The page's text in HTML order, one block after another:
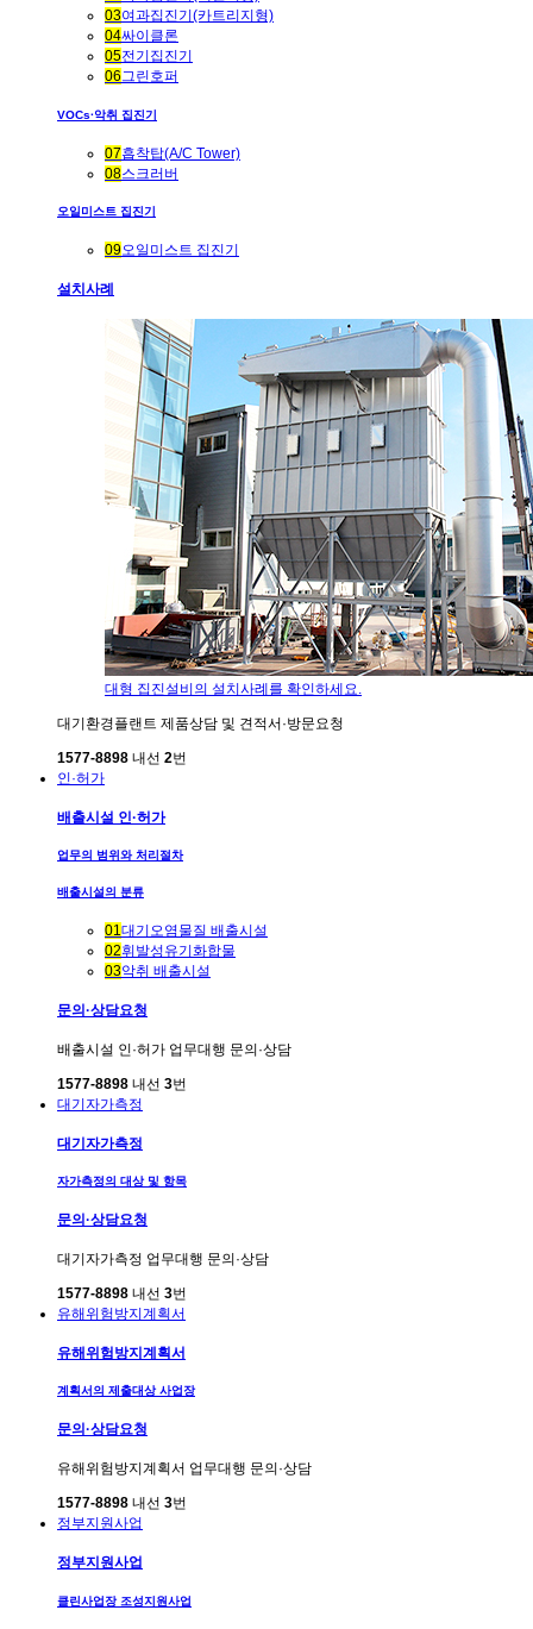
03여과집진기(카트리지형)
04싸이클론
05전기집진기
06그린호퍼
VOCs·악취 집진기
07흡착탑(A/C Tower)
08스크러버
오일미스트 집진기
09오일미스트 집진기
설치사례
대형 집진설비의 설치사례를 확인하세요.
대기환경플랜트 제품상담 및 견적서·방문요청
1577-8898 내선 2번
인·허가
배출시설 인·허가
업무의 범위와 처리절차
배출시설의 분류
01 대기오염물질 배출시설
02휘발성유기화합물
03악취 배출시설
문의·상담요청
배출시설 인·허가 업무대행 문의·상담
1577-8898 내선 3번
대기자가측정
대기자가측정
자가측정의 대상 및 항목
문의·상담요청
대기자가측정 업무대행 문의·상담
1577-8898 내선 3번
유해위험방지계획서
유해위험방지계획서
계획서의 제출대상 사업장
문의·상담요청
유해위험방지계획서 업무대행 문의·상담
1577-8898 내선 3번
정부지원사업
정부지원사업
클린사업장 조성지원사업